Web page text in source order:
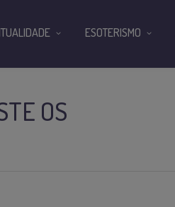
OS
ESOTERISMO